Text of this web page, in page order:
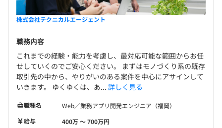
株式会社テクニカルエージェント
職務内容
これまでの経験・能力を考慮し、最対応可能な範囲からお任
せしていくのでご安心ください。 まずはモノづくり系の既存
取引先の中から、やりがいのある案件を中心にアサインして
いきます。 ゆくゆくは、あ... 詳しく見る
職種名
Web／業務アプリ開発エンジニア（福岡）
給与
400万 〜 700万円